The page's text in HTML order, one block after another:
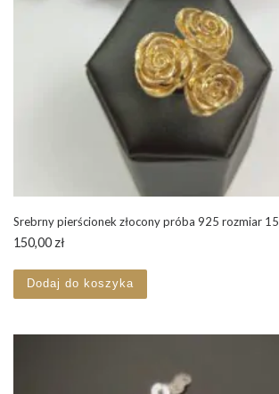
Srebrny pierścionek złocony próba 925 rozmiar 15
150,00 zł
Dodaj do koszyka